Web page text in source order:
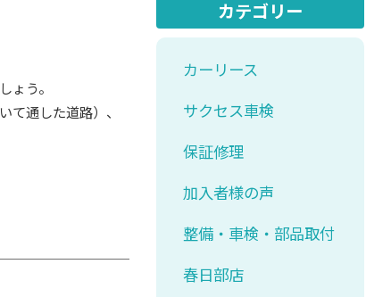
う。
通した道路）、
カテゴリー
カーリース
サクセス車検
保証修理
加入者様の声
整備・車検・部品取付
春日部店